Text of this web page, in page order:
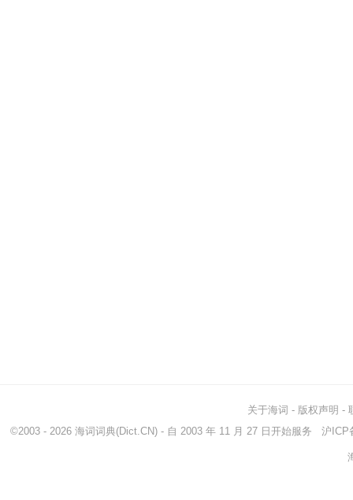
关于海词 - 版权声明 -
©2003 - 2026 海词词典(Dict.CN) - 自 2003 年 11 月 27 日开始服务 沪ICP